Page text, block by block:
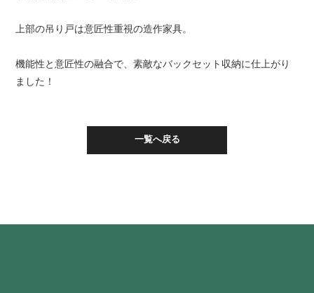
上部の吊り戸は意匠性重視の造作家具。
機能性と意匠性の融合で、素敵なバックセット収納に仕上がり
ました！
一覧へ戻る